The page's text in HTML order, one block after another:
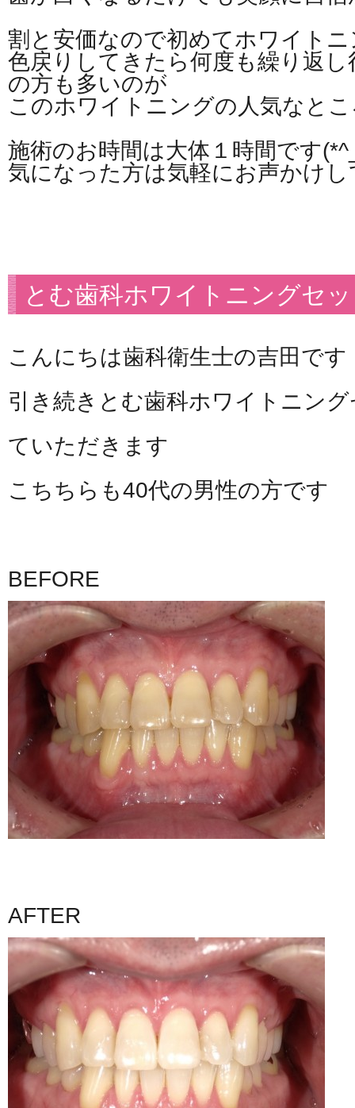
割と安価なので初めてホワイト
色戻りしてきたら何度も繰り返
の方も多いのが
このホワイトニングの人気なと
施術のお時間は大体１時間です
気になった方は気軽にお声かけ
とむ歯科ホワイトニングセ
こんにちは歯科衛生士の吉田です
引き続きとむ歯科ホワイトニン
ていただきます
こちちらも40代の男性の方です
BEFORE
AFTER